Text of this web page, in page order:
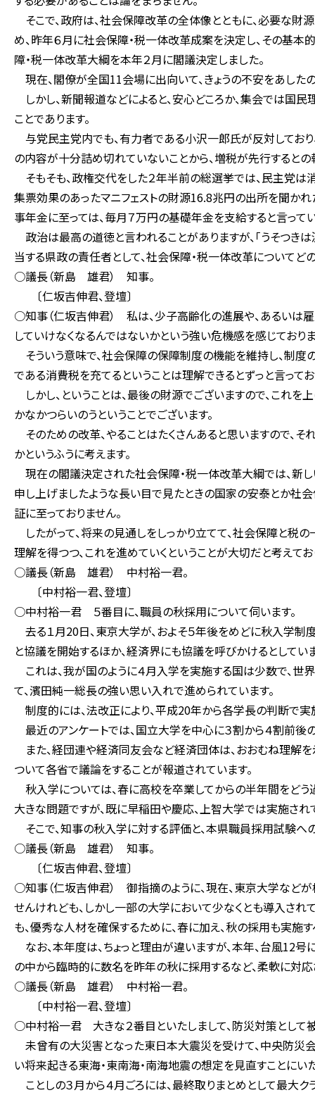
そこで、政府は、社会保障改革の全体像とともに、必要な
め、昨年６月に社会保障・税一体改革成案を決定し、その基
障・税一体改革大綱を本年２月に閣議決定しました。
現在、閣僚が全国11会場に出向いて、きょうの不安をあした
しかし、新聞報道などによると、安心どころか、集会では国
ことであります。
与党民主党内でも、有力者である小沢一郎氏が反対しており
の内容が十分詰め切れていないことから、増税が先行するとの
そもそも、政権交代をした２年半前の総選挙では、民主党
集票効果のあったマニフェストの財源16.8兆円の出所を聞かれ
事年金に至っては、毎月７万円の基礎年金を支給すると言って
政治は最高の道徳と言われることがありますが、「うそつき
当する県政の責任者として、社会保障・税一体改革についてど
○議長（新島 雄君） 知事。
〔仁坂吉伸君、登壇〕
○知事（仁坂吉伸君） 私は、少子高齢化の進展や、あるいは
していけなくなるんではないかという強い危機感を感じておりま
そういう意味で、社会保障の保障制度の機能を維持し、制
である消費税を充てるということは理解できるとずっと言ってお
しかし、ということは、最後の財源でございますので、これ
かなかつらいのうということでございます。
そのための改革、やることはたくさんあると思いますので、
かというふうに考えます。
現在の閣議決定された社会保障・税一体改革大綱では、新
申し上げましたような長い目で見たときの国家の安泰とか社
証に至っておりません。
したがって、将来の見通しをしっかり立てて、社会保障と
理解を得つつ、これを進めていくということが大切だと考えてお
○議長（新島 雄君） 中村裕一君。
〔中村裕一君、登壇〕
○中村裕一君 ５番目に、職員の秋採用について伺います。
去る１月20日、東京大学が、およそ５年後をめどに秋入学
と協議を開始するほか、経済界にも協議を呼びかけるとしてい
これは、我が国のように４月入学を実施する国は少数で、
て、濱田純一総長の強い思い入れで進められています。
制度的には、法改正により、平成20年から各学長の判断で実
最近のアンケートでは、国立大学を中心に３割から４割前後
また、経団連や経済同友会など経済団体は、おおむね理解
ついて各省で議論をすることが報道されています。
秋入学については、春に高校を卒業してからの半年間をどう
大きな問題ですが、既に早稲田や慶応、上智大学では実施され
そこで、知事の秋入学に対する評価と、本県職員採用試験へ
○議長（新島 雄君） 知事。
〔仁坂吉伸君、登壇〕
○知事（仁坂吉伸君） 御指摘のように、現在、東京大学など
せんけれども、しかし一部の大学において少なくとも導入され
も、優秀な人材を確保するために、春に加え、秋の採用も実施
なお、本年度は、ちょっと理由が違いますが、本年、台風12
の中から臨時的に数名を昨年の秋に採用するなど、柔軟に対応
○議長（新島 雄君） 中村裕一君。
〔中村裕一君、登壇〕
○中村裕一君 大きな２番目といたしまして、防災対策として
未曾有の大災害となった東日本大震災を受けて、中央防災
い将来起きる東海・東南海・南海地震の想定を見直すことにい
ことしの３月から４月ごろには、最終取りまとめとして最大